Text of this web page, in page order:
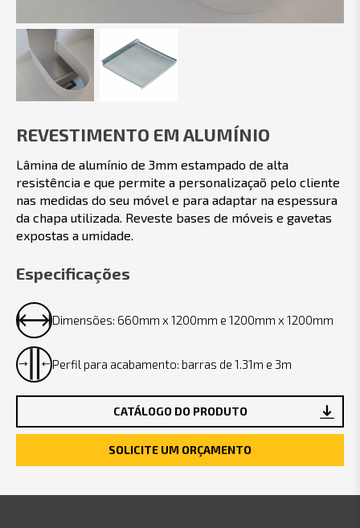
REVESTIMENTO EM ALUMÍNIO
Lâmina de alumínio de 3mm estampado de alta
resistência e que permite a personalizaçaõ pelo cliente
nas medidas do seu móvel e para adaptar na espessura
da chapa utilizada. Reveste bases de móveis e gavetas
expostas a umidade.
Especificações
Dimensões: 660mm x 1200mm e 1200mm x 1200mm
Perfil para acabamento: barras de 1.31m e 3m
CATÁLOGO DO PRODUTO
SOLICITE UM ORÇAMENTO